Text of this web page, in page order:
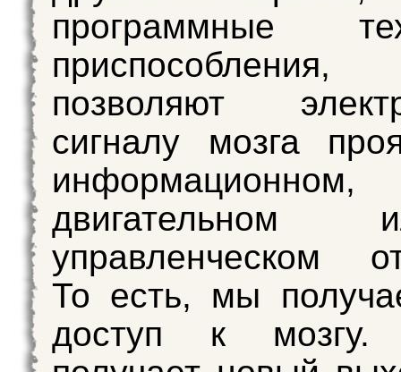
программные
приспособления,
позволяют
сигналу мозга
управленческом
То есть, мы
доступ к